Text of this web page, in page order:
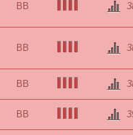
BB
BB
BB
BB